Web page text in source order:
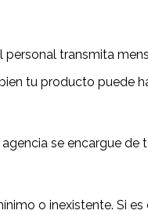
personal transmita
tu producto puede
se encargue
o inexistente. Si